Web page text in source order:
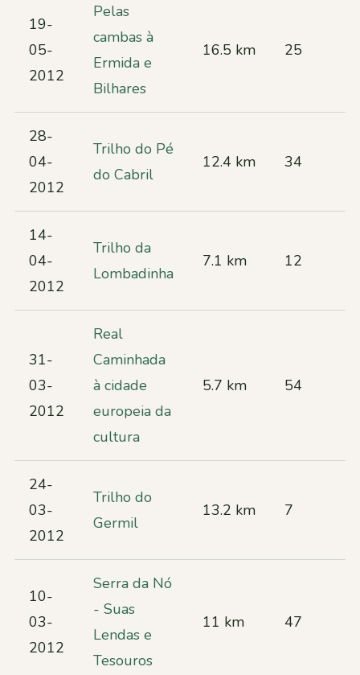
19-
05-
2012
Pelas
cambas à
Ermida e
Bilhares
16.5 km 25
28-
04-
2012
Trilho do Pé
do Cabril
12.4 km 34
14-
04-
2012
Trilho da
Lombadinha
7.1 km 12
31-
03-
2012
Real
Caminhada
à cidade
europeia da
cultura
5.7 km 54
24-
03-
2012
Trilho do
Germil
13.2 km 7
10-
03-
2012
Serra da Nó
- Suas
Lendas e
Tesouros
11 km 47